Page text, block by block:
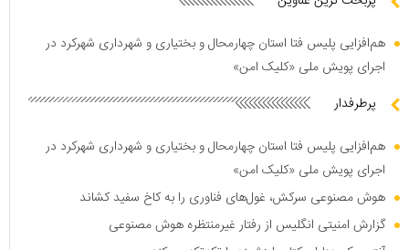
هم‌افزایی پلیس فتا استان چهارمحال و بختیاری و شهرداری شهرکرد در
اجرای پویش ملی «کلیک امن»
پرطرفدار
هم‌افزایی پلیس فتا استان چهارمحال و بختیاری و شهرداری شهرکرد در
اجرای پویش ملی «کلیک امن»
هوش مصنوعی سرکش، غول‌های فناوری را به کاخ سفید کشاند
گزارش امنیتی انگلیس از رفتار غیرمنتظره هوش مصنوعی